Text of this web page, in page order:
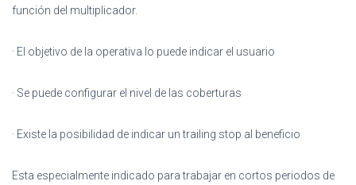
función del multiplicador.
· El objetivo de la operativa lo puede indicar el usuario
· Se puede configurar el nivel de las coberturas
· Existe la posibilidad de indicar un trailing stop al beneficio
Esta especialmente indicado para trabajar en cortos periodos de